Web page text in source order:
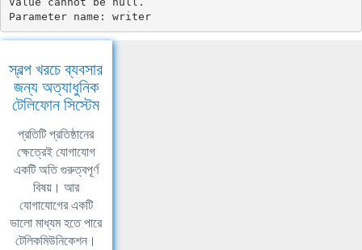
Parameter name: writer
স্বল্প খরচে ব্যবসার
জন্য অত্যাধুনিক
টেলিফোন সিস্টেম
প্রতিটি প্রতিষ্ঠানের
ক্ষেত্রেই যোগাযোগ
একটি অতি গুরুত্বপূর্ণ
বিষয়। আর
যোগাযোগের একটি
ভালো মাধ্যম হতে পারে
টেলিকমিউনিকেশন।